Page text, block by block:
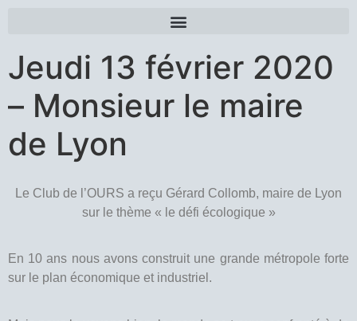
Jeudi 13 février 2020
– Monsieur le maire
de Lyon
Le Club de l’OURS a reçu Gérard Collomb, maire de Lyon
sur le thème « le défi écologique »
En 10 ans nous avons construit une grande métropole forte
sur le plan économique et industriel.